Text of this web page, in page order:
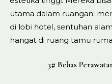
utama dalam ruangan:
di lobi hotel, sentuhan
hangat di ruang tamu
3# Bebas